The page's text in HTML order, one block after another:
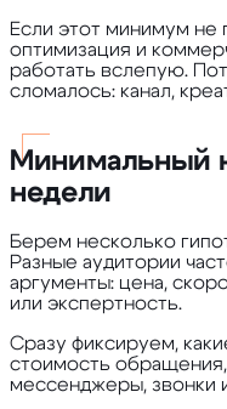
Если этот минимум не
оптимизация и
работать вслепую.
сломалось: канал,
Минимальный
недели
Берем несколько
Разные аудитории
аргументы: цена,
или экспертность.
Сразу фиксируем,
стоимость
мессенджеры, звонки